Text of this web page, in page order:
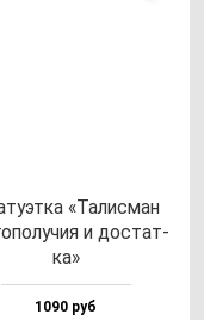
«Талис­ман
и дос­тат­
ка»
1090 руб